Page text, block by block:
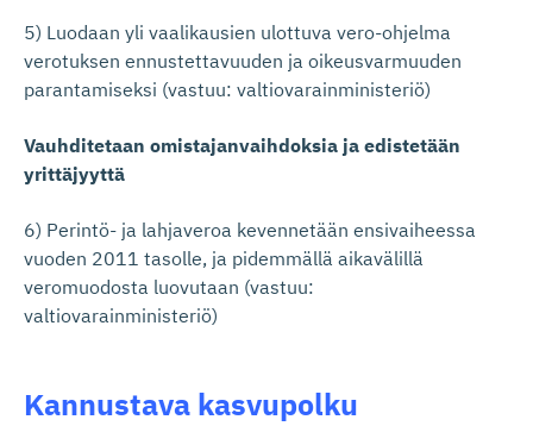
5) Luodaan yli vaalikausien ulottuva vero-ohjelma
verotuksen ennustettavuuden ja oikeusvarmuuden
parantamiseksi (vastuu: valtiovarainministeriö)
Vauhditetaan omistajanvaihdoksia ja edistetään
yrittäjyyttä
6) Perintö- ja lahjaveroa kevennetään ensivaiheessa
vuoden 2011 tasolle, ja pidemmällä aikavälillä
veromuodosta luovutaan (vastuu:
valtiovarainministeriö)
Kannustava kasvupolku